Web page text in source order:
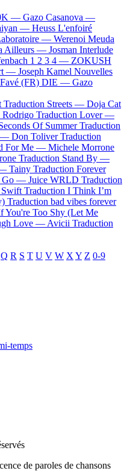
— Gazo Casanova —
— Heuss L'enfoiré
— Werenoi Meuda
Ailleurs — Josman Interlude
1 2 3 4 — ZOKUSH
— Joseph Kamel Nouvelles
Favé (FR) DIE — Gazo
Traduction Streets — Doja Cat
Traduction Lover —
Of Summer Traduction
— Don Toliver Traduction
For Me — Michele Morrone
Traduction Stand By —
Tainy Traduction Forever
Go — Juice WRLD Traduction
Swift Traduction I Think I’m
Traduction bad vibes forever
You're Too Shy (Let Me
Love — Avicii Traduction
Q R S T U V W X Y Z 0-9
temps
de paroles de chansons